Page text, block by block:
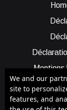
Mentions
Cookie
Qui
We and our
site to
features, and